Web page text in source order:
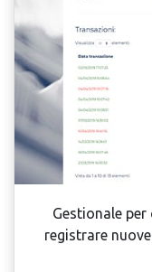
Gestionale
registrare